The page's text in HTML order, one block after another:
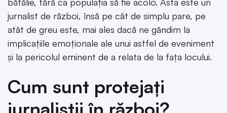
jurnalist de război, însă pe cât de simplu pare, pe
atât de greu este, mai ales dacă ne gândim la
implicațiile emoționale ale unui astfel de eveniment
și la pericolul eminent de a relata de la fața locului.
Cum sunt protejați